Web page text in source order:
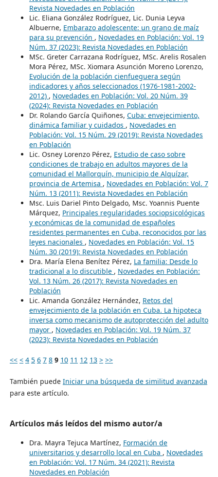
Revista Novedades en Población
Lic. Eliana González Rodríguez, Lic. Dunia Leyva
Albuerne, Embarazo adolescente: un grano de maíz
para su prevención , Novedades en Población: Vol. 19
Núm. 37 (2023): Revista Novedades en Población
MSc. Greter Carrazana Rodríguez, MSc. Arelis Rosalen
Mora Pérez, MSc. Xiomara Asunción Moreno Lorenzo,
Evolución de la población cienfueguera según
indicadores y años seleccionados (1976-1981-2002-
2012) , Novedades en Población: Vol. 20 Núm. 39
(2024): Revista Novedades en Población
Dr. Rolando García Quiñones, Cuba: envejecimiento,
dinámica familiar y cuidados , Novedades en
Población: Vol. 15 Núm. 29 (2019): Revista Novedades
en Población
Lic. Osney Lorenzo Pérez, Estudio de caso sobre
condiciones de trabajo en adultos mayores de la
comunidad el Mallorquín, municipio de Alquízar,
provincia de Artemisa , Novedades en Población: Vol. 7
Núm. 13 (2011): Revista Novedades en Población
Msc. Luis Dariel Pinto Delgado, Msc. Yoannis Puente
Márquez, Principales regularidades sociopsicológicas
y económicas de la comunidad de españoles
residentes permanentes en Cuba, reconocidos por las
leyes nacionales , Novedades en Población: Vol. 15
Núm. 30 (2019): Revista Novedades en Población
Dra. María Elena Benítez Pérez, La familia: Desde lo
tradicional a lo discutible , Novedades en Población:
Vol. 13 Núm. 26 (2017): Revista Novedades en
Población
Lic. Amanda González Hernández, Retos del
envejecimiento de la población en Cuba. La hipoteca
inversa como mecanismo de autoprotección del adulto
mayor , Novedades en Población: Vol. 19 Núm. 37
(2023): Revista Novedades en Población
<< < 4 5 6 7 8 9 10 11 12 13 > >>
También puede Iniciar una búsqueda de similitud avanzada
para este artículo.
Artículos más leídos del mismo autor/a
Dra. Mayra Tejuca Martínez, Formación de
universitarios y desarrollo local en Cuba , Novedades
en Población: Vol. 17 Núm. 34 (2021): Revista
Novedades en Población